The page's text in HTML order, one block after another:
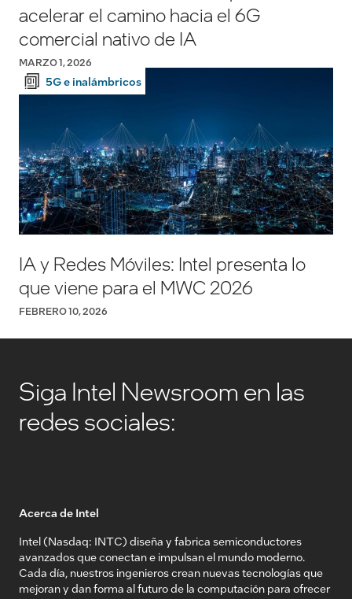
acelerar el camino hacia el 6G
comercial nativo de IA
MARZO 1, 2026
5G e inalámbricos
IA y Redes Móviles: Intel presenta lo
que viene para el MWC 2026
FEBRERO 10, 2026
Siga Intel Newsroom en las
redes sociales:
Acerca de Intel
Intel (Nasdaq: INTC) diseña y fabrica semiconductores
avanzados que conectan e impulsan el mundo moderno.
Cada día, nuestros ingenieros crean nuevas tecnologías que
mejoran y dan forma al futuro de la computación para ofrecer